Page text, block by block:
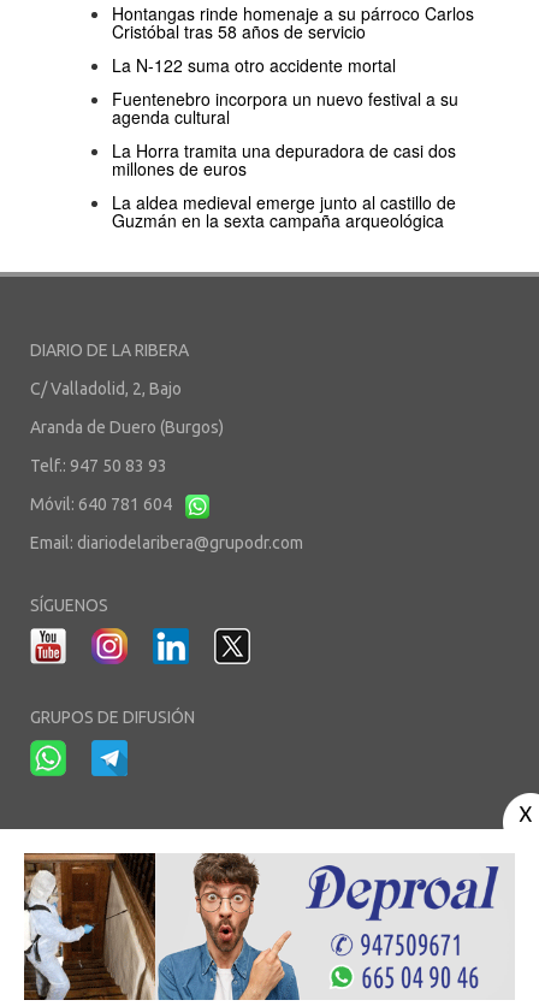
Hontangas rinde homenaje a su párroco Carlos
Cristóbal tras 58 años de servicio
La N-122 suma otro accidente mortal
Fuentenebro incorpora un nuevo festival a su
agenda cultural
La Horra tramita una depuradora de casi dos
millones de euros
La aldea medieval emerge junto al castillo de
Guzmán en la sexta campaña arqueológica
DIARIO DE LA RIBERA
C/ Valladolid, 2, Bajo
Aranda de Duero (Burgos)
Telf.: 947 50 83 93
Móvil: 640 781 604
Email: diariodelaribera@grupodr.com
SÍGUENOS
GRUPOS DE DIFUSIÓN
Aviso Legal-Política de Privacidad- Política de Cookies-Área privada
© Copyright 2003 - 2026. diariodelaribera.net ®. Desarrollo porMultimedia